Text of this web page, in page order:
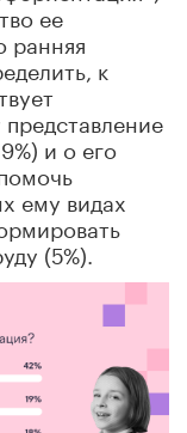
ее
ранняя
к
и о его
ему видах
(5%).